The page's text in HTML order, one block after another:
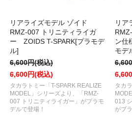
リアライズモデル ゾイド
RMZ-007 トリニティライガ
ー ZOIDS T-SPARK[プラモデ
ル]
6,600円(税込)
6,600円(税込)
タカラトミー「T-SPARK REALIZE
MODEL」シリーズより、「RMZ-
007 トリニティライガー」がプラモ
デルで登場！
リア
ン仕
モデ
タカ
013
がプ